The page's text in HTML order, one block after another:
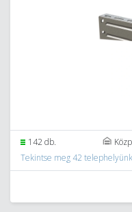
142 db.
Tekintse meg 42